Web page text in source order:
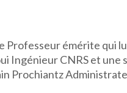
émérite qui
Ingénieur CNRS et
Prochiantz